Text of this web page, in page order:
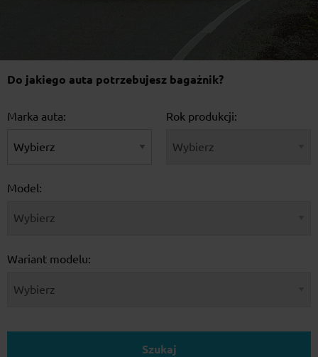
Do jakiego auta potrzebujesz bagażnik?
Marka auta: Rok produkcji:
Model:
Wariant modelu:
Szukaj